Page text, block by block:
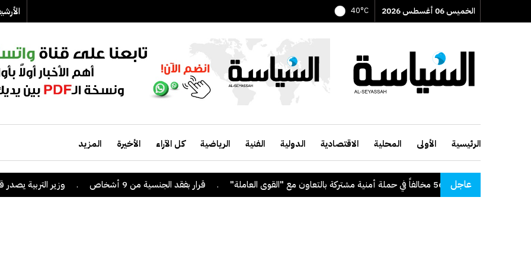
الخميس 06 أغسطس 2026 40°C
الرئيسية الأولى المحلية الاقتصادية الدولية الفنية الرياضية كل الآراء الأخيرة المزيد
عاجل"الداخلية": ضبط 56 مخالفاً في حملة أمنية مشتركة بالتعاون مع "القوى العاملة" . قرار بفقد الجنسية من 9 أشخاص . وزير التربية يصدر